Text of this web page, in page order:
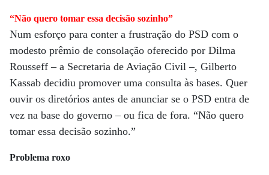
“Não quero tomar essa decisão sozinho”
Num esforço para conter a frustração do PSD com o
modesto prêmio de consolação oferecido por Dilma
Rousseff – a Secretaria de Aviação Civil –, Gilberto
Kassab decidiu promover uma consulta às bases. Quer
ouvir os diretórios antes de anunciar se o PSD entra de
vez na base do governo – ou fica de fora. “Não quero
tomar essa decisão sozinho.”
Problema roxo